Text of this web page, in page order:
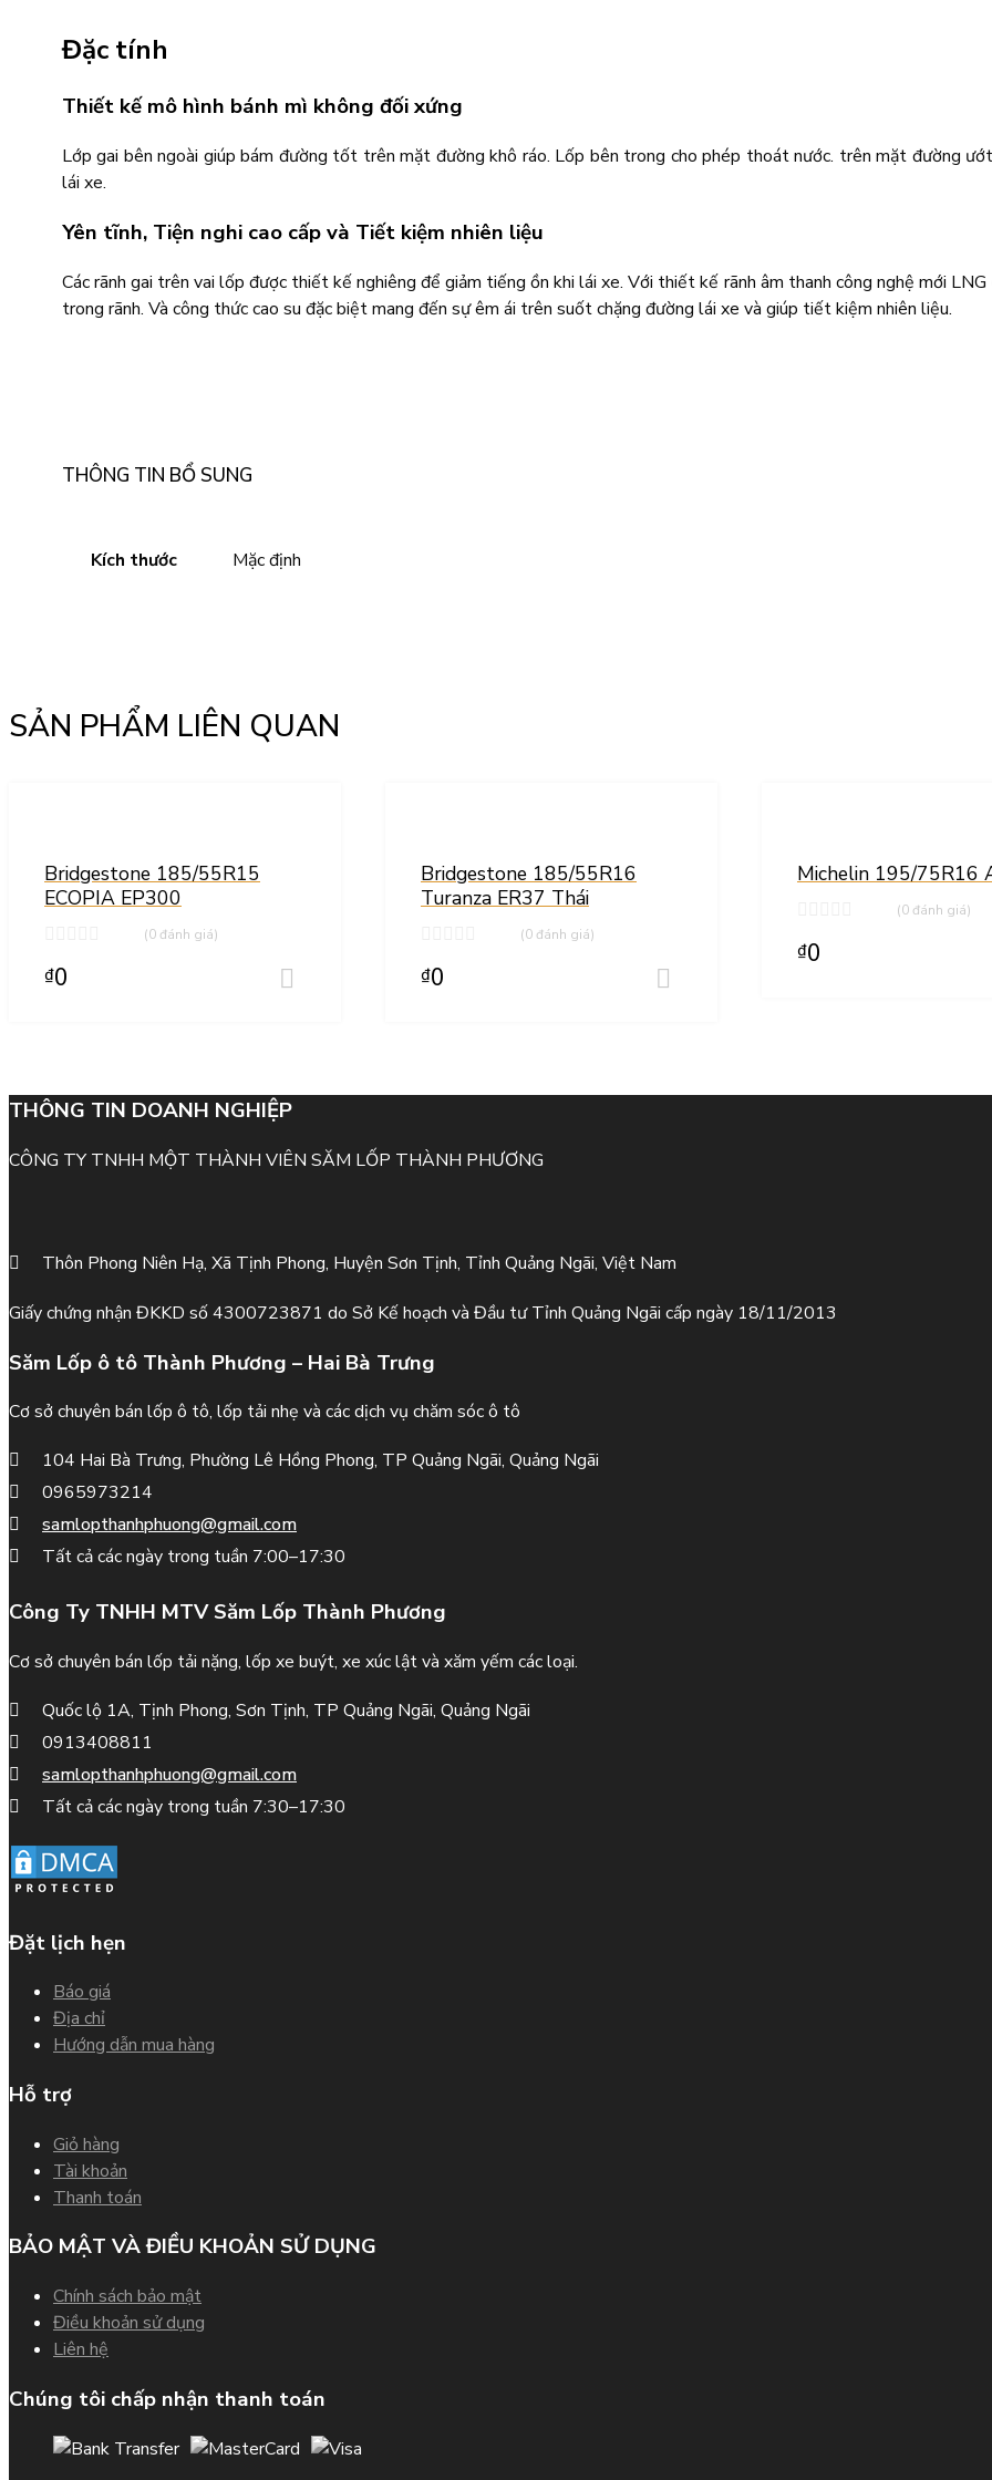
Đặc tính
Thiết kế mô hình bánh mì không đối xứng
Lớp gai bên ngoài giúp bám đường tốt trên mặt đường khô ráo. Lốp bên trong cho phép thoát nước. trên mặt đường
lái xe.
Yên tĩnh, Tiện nghi cao cấp và Tiết kiệm nhiên liệu
Các rãnh gai trên vai lốp được thiết kế nghiêng để giảm tiếng ồn khi lái xe. Với thiết kế rãnh âm thanh công nghệ mới
trong rãnh. Và công thức cao su đặc biệt mang đến sự êm ái trên suốt chặng đường lái xe và giúp tiết kiệm nhiên liệu.
THÔNG TIN BỔ SUNG
Kích thước Mặc định
SẢN PHẨM LIÊN QUAN
Bridgestone 185/55R15
ECOPIA EP300
(0 đánh giá)
₫0 Thêm vào giỏ hàng
Bridgestone 185/55R16
Turanza ER37 Thái
(0 đánh giá)
₫0
Michelin 195/75R16
(0 đánh giá)
₫0
THÔNG TIN DOANH NGHIỆP
CÔNG TY TNHH MỘT THÀNH VIÊN SĂM LỐP THÀNH PHƯƠNG
Thôn Phong Niên Hạ, Xã Tịnh Phong, Huyện Sơn Tịnh, Tỉnh Quảng Ngãi, Việt Nam
Giấy chứng nhận ĐKKD số 4300723871 do Sở Kế hoạch và Đầu tư Tỉnh Quảng Ngãi cấp ngày 18/11/2013
Săm Lốp ô tô Thành Phương – Hai Bà Trưng
Cơ sở chuyên bán lốp ô tô, lốp tải nhẹ và các dịch vụ chăm sóc ô tô
104 Hai Bà Trưng, Phường Lê Hồng Phong, TP Quảng Ngãi, Quảng Ngãi
0965973214
samlopthanhphuong@gmail.com
Tất cả các ngày trong tuần 7:00–17:30
Công Ty TNHH MTV Săm Lốp Thành Phương
Cơ sở chuyên bán lốp tải nặng, lốp xe buýt, xe xúc lật và xăm yếm các loại.
Quốc lộ 1A, Tịnh Phong, Sơn Tịnh, TP Quảng Ngãi, Quảng Ngãi
0913408811
samlopthanhphuong@gmail.com
Tất cả các ngày trong tuần 7:30–17:30
Đặt lịch hẹn
Báo giá
Địa chỉ
Hướng dẫn mua hàng
Hỗ trợ
Giỏ hàng
Tài khoản
Thanh toán
BẢO MẬT VÀ ĐIỀU KHOẢN SỬ DỤNG
Chính sách bảo mật
Điều khoản sử dụng
Liên hệ
Chúng tôi chấp nhận thanh toán